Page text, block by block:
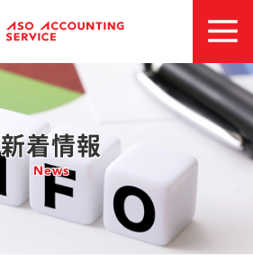
新着情報
News